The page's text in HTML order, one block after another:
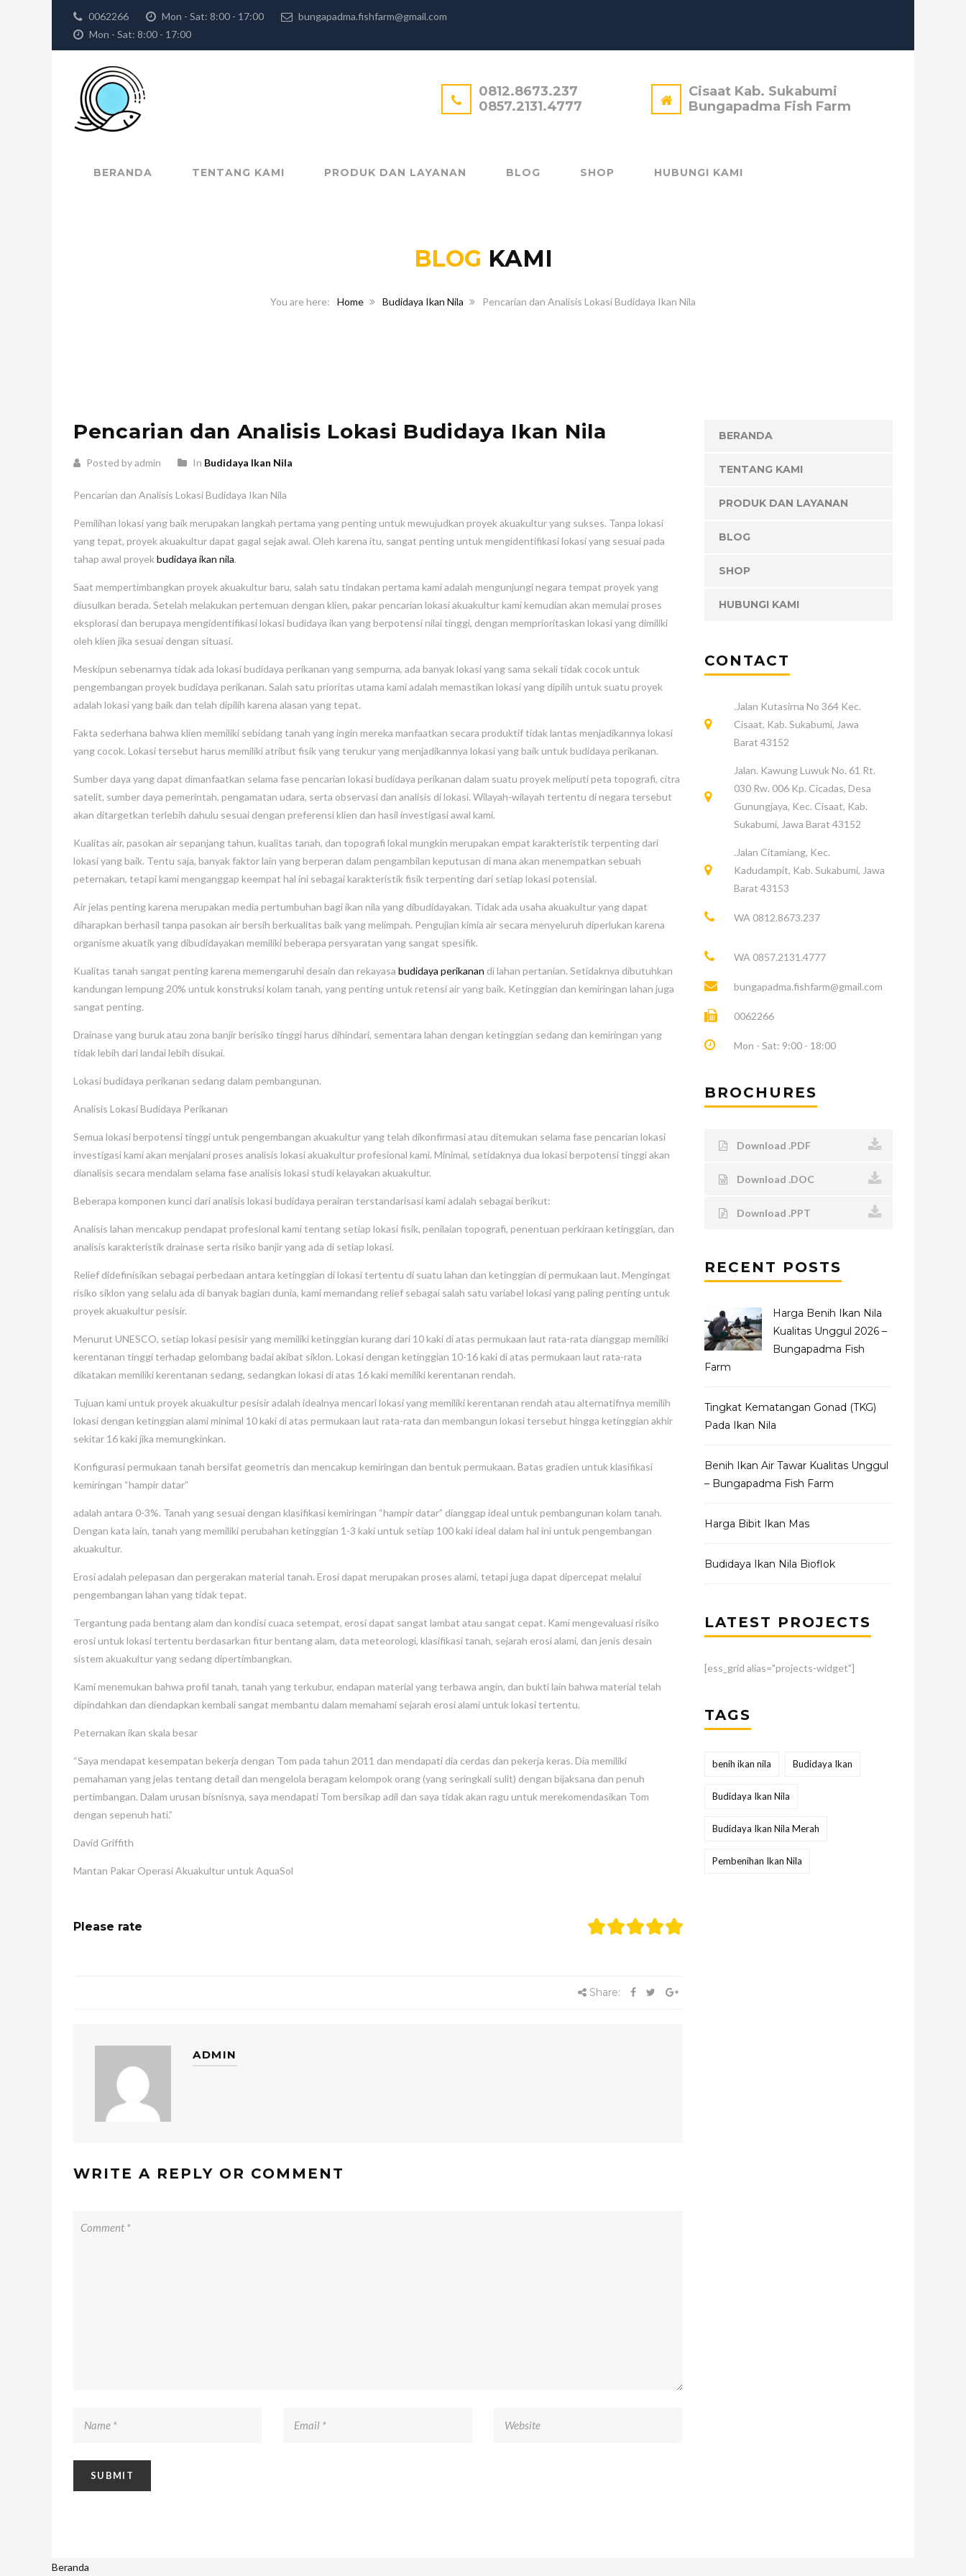
0062266 Mon - Sat: 8:00 - 17:00
bungapadma.fishfarm@gmail.com
Mon - Sat: 8:00 - 17:00
0812.8673.237
0857.2131.4777
Cisaat Kab. Sukabumi
Bungapadma Fish Farm
BERANDA TENTANG KAMI PRODUK DAN LAYANAN BLOG SHOP HUBUNGI KAMI
BLOG KAMI
Home Budidaya Ikan Nila Pencarian dan Analisis Lokasi Budidaya Ikan Nila
Pencarian dan Analisis Lokasi Budidaya Ikan Nila
Posted by admin In Budidaya Ikan Nila
Pencarian dan Analisis Lokasi Budidaya Ikan Nila
Pemilihan lokasi yang baik merupakan langkah pertama yang penting untuk mewujudkan proyek akuakultur yang sukses. Tanpa lokasi
yang tepat, proyek akuakultur dapat gagal sejak awal. Oleh karena itu, sangat penting untuk mengidentifikasi lokasi yang sesuai pada
tahap awal proyekbudidaya ikan nila.
Saat mempertimbangkan proyek akuakultur baru, salah satu tindakan pertama kami adalah mengunjungi negara tempat proyek yang
diusulkan berada. Setelah melakukan pertemuan dengan klien, pakar pencarian lokasi akuakultur kami kemudian akan memulai proses
eksplorasi dan berupaya mengidentifikasi lokasi budidaya ikan yang berpotensi nilai tinggi, dengan memprioritaskan lokasi yang dimiliki
oleh klien jika sesuai dengan situasi.
Meskipun sebenarnya tidak ada lokasi budidaya perikanan yang sempurna, ada banyak lokasi yang sama sekali tidak cocok untuk
pengembangan proyek budidaya perikanan. Salah satu prioritas utama kami adalah memastikan lokasi yang dipilih untuk suatu proyek
adalah lokasi yang baik dan telah dipilih karena alasan yang tepat.
Fakta sederhana bahwa klien memiliki sebidang tanah yang ingin mereka manfaatkan secara produktif tidak lantas menjadikannya lokasi
yang cocok. Lokasi tersebut harus memiliki atribut fisik yang terukur yang menjadikannya lokasi yang baik untuk budidaya perikanan.
Sumber daya yang dapat dimanfaatkan selama fase pencarian lokasi budidaya perikanan dalam suatu proyek meliputi peta topografi, citra
satelit, sumber daya pemerintah, pengamatan udara, serta observasi dan analisis di lokasi. Wilayah-wilayah tertentu di negara tersebut
akan ditargetkan terlebih dahulu sesuai dengan preferensi klien dan hasil investigasi awal kami.
Kualitas air, pasokan air sepanjang tahun, kualitas tanah, dan topografi lokal mungkin merupakan empat karakteristik terpenting dari
lokasi yang baik. Tentu saja, banyak faktor lain yang berperan dalam pengambilan keputusan di mana akan menempatkan sebuah
peternakan, tetapi kami menganggap keempat hal ini sebagai karakteristik fisik terpenting dari setiap lokasi potensial.
Air jelas penting karena merupakan media pertumbuhan bagi ikan nila yang dibudidayakan. Tidak ada usaha akuakultur yang dapat
diharapkan berhasil tanpa pasokan air bersih berkualitas baik yang melimpah. Pengujian kimia air secara menyeluruh diperlukan karena
organisme akuatik yang dibudidayakan memiliki beberapa persyaratan yang sangat spesifik.
Kualitas tanah sangat penting karena memengaruhi desain dan rekayasa budidaya perikanan di lahan pertanian. Setidaknya dibutuhkan
kandungan lempung 20% ​​untuk konstruksi kolam tanah, yang penting untuk retensi air yang baik. Ketinggian dan kemiringan lahan juga
sangat penting.
Drainase yang buruk atau zona banjir berisiko tinggi harus dihindari, sementara lahan dengan ketinggian sedang dan kemiringan yang
tidak lebih dari landai lebih disukai.
Lokasi budidaya perikanan sedang dalam pembangunan.
Analisis Lokasi Budidaya Perikanan
Semua lokasi berpotensi tinggi untuk pengembangan akuakultur yang telah dikonfirmasi atau ditemukan selama fase pencarian lokasi
investigasi kami akan menjalani proses analisis lokasi akuakultur profesional kami. Minimal, setidaknya dua lokasi berpotensi tinggi akan
dianalisis secara mendalam selama fase analisis lokasi studi kelayakan akuakultur.
Beberapa komponen kunci dari analisis lokasi budidaya perairan terstandarisasi kami adalah sebagai berikut:
Analisis lahan mencakup pendapat profesional kami tentang setiap lokasi fisik, penilaian topografi, penentuan perkiraan ketinggian, dan
analisis karakteristik drainase serta risiko banjir yang ada di setiap lokasi.
Relief didefinisikan sebagai perbedaan antara ketinggian di lokasi tertentu di suatu lahan dan ketinggian di permukaan laut. Mengingat
risiko siklon yang selalu ada di banyak bagian dunia, kami memandang relief sebagai salah satu variabel lokasi yang paling penting untuk
proyek akuakultur pesisir.
Menurut UNESCO, setiap lokasi pesisir yang memiliki ketinggian kurang dari 10 kaki di atas permukaan laut rata-rata dianggap memiliki
kerentanan tinggi terhadap gelombang badai akibat siklon. Lokasi dengan ketinggian 10-16 kaki di atas permukaan laut rata-rata
dikatakan memiliki kerentanan sedang, sedangkan lokasi di atas 16 kaki memiliki kerentanan rendah.
Tujuan kami untuk proyek akuakultur pesisir adalah idealnya mencari lokasi yang memiliki kerentanan rendah atau alternatifnya memilih
lokasi dengan ketinggian alami minimal 10 kaki di atas permukaan laut rata-rata dan membangun lokasi tersebut hingga ketinggian akhir
sekitar 16 kaki jika memungkinkan.
Konfigurasi permukaan tanah bersifat geometris dan mencakup kemiringan dan bentuk permukaan. Batas gradien untuk klasifikasi
kemiringan “hampir datar”
adalah antara 0-3%. Tanah yang sesuai dengan klasifikasi kemiringan “hampir datar” dianggap ideal untuk pembangunan kolam tanah.
Dengan kata lain, tanah yang memiliki perubahan ketinggian 1-3 kaki untuk setiap 100 kaki ideal dalam hal ini untuk pengembangan
akuakultur.
Erosi adalah pelepasan dan pergerakan material tanah. Erosi dapat merupakan proses alami, tetapi juga dapat dipercepat melalui
pengembangan lahan yang tidak tepat.
Tergantung pada bentang alam dan kondisi cuaca setempat, erosi dapat sangat lambat atau sangat cepat. Kami mengevaluasi risiko
erosi untuk lokasi tertentu berdasarkan fitur bentang alam, data meteorologi, klasifikasi tanah, sejarah erosi alami, dan jenis desain
sistem akuakultur yang sedang dipertimbangkan.
Kami menemukan bahwa profil tanah, tanah yang terkubur, endapan material yang terbawa angin, dan bukti lain bahwa material telah
dipindahkan dan diendapkan kembali sangat membantu dalam memahami sejarah erosi alami untuk lokasi tertentu.
Peternakan ikan skala besar
“Saya mendapat kesempatan bekerja dengan Tom pada tahun 2011 dan mendapati dia cerdas dan pekerja keras. Dia memiliki
pemahaman yang jelas tentang detail dan mengelola beragam kelompok orang (yang seringkali sulit) dengan bijaksana dan penuh
pertimbangan. Dalam urusan bisnisnya, saya mendapati Tom bersikap adil dan saya tidak akan ragu untuk merekomendasikan Tom
dengan sepenuh hati.”
David Griffith
Mantan Pakar Operasi Akuakultur untuk AquaSol
Please rate
Share:
ADMIN
WRITE A REPLY OR COMMENT
BERANDA
TENTANG KAMI
PRODUK DAN LAYANAN
BLOG
SHOP
HUBUNGI KAMI
CONTACT
.Jalan Kutasirna No 364 Kec.
Cisaat, Kab. Sukabumi, Jawa
Barat 43152
Jalan. Kawung Luwuk No. 61 Rt.
030 Rw. 006 Kp. Cicadas, Desa
Gunungjaya, Kec. Cisaat, Kab.
Sukabumi, Jawa Barat 43152
.Jalan Citamiang, Kec.
Kadudampit, Kab. Sukabumi, Jawa
Barat 43153
WA 0812.8673.237
WA 0857.2131.4777
bungapadma.fishfarm@gmail.com
0062266
Mon - Sat: 9:00 - 18:00
BROCHURES
Download .PDF
Download .DOC
Download .PPT
RECENT POSTS
Harga Benih Ikan Nila
Kualitas Unggul 2026 –
Bungapadma Fish
Farm
Tingkat Kematangan Gonad (TKG)
Pada Ikan Nila
Benih Ikan Air Tawar Kualitas Unggul
– Bungapadma Fish Farm
Harga Bibit Ikan Mas
Budidaya Ikan Nila Bioflok
LATEST PROJECTS
[ess_grid alias="projects-widget"]
TAGS
benih ikan nila Budidaya Ikan
Budidaya Ikan Nila
Budidaya Ikan Nila Merah
Pembenihan Ikan Nila
Beranda